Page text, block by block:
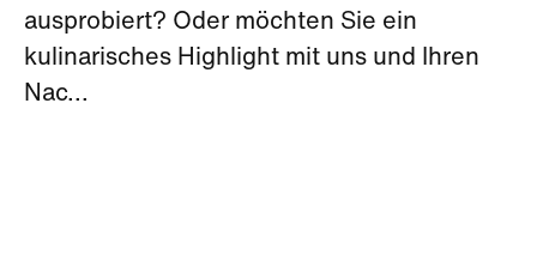
ausprobiert? Oder möchten Sie ein
kulinarisches Highlight mit uns und Ihren
Nac...